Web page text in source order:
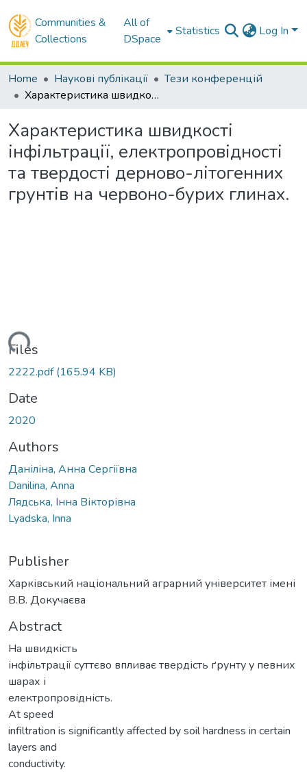
Communities &
Collections
All of
DSpace
Statistics Log In
Home Наукові публікації
Тези конференцій
Характеристика швидкості інфільтрації, електропровідності та твердості дерново-літогенних грунтів на червоно-бурих глинах.
Характеристика швидкості
інфільтрації, електропровідності
та твердості дерново-літогенних
грунтів на червоно-бурих глинах.
Files
2222.pdf(165.94 KB)
Date
2020
Authors
Даніліна, Анна Сергіївна
Danilina, Anna
Лядська, Інна Вікторівна
Lyadska, Inna
Publisher
Харківський національний аграрний університет імені
В.В. Докучаєва
Abstract
На швидкість
інфільтрації суттєво впливає твердість ґрунту у певних
шарах і
електропровідність.
At speed
infiltration is significantly affected by soil hardness in certain
layers and
conductivity.